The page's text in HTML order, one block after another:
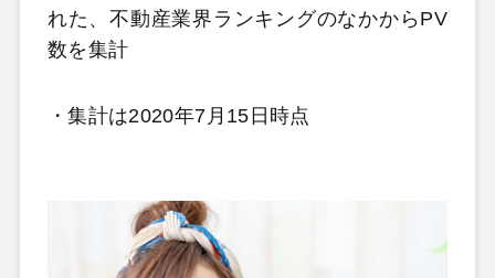
れた、不動産業界ランキングのなかから PV
数を集計
・集計は2020年7 月 15 日時点